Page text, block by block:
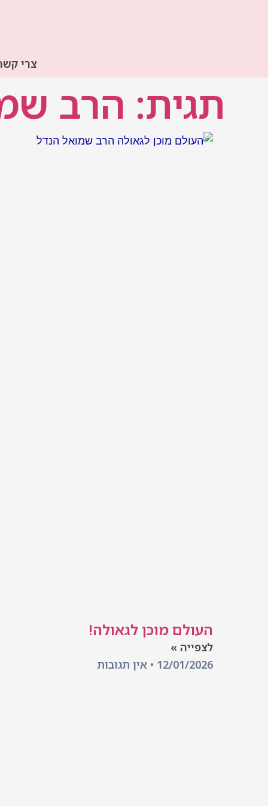
צרי
תגית: הרב
העולם מוכן לגאולה!
לצפייה »
12/01/2026
אין תגובות